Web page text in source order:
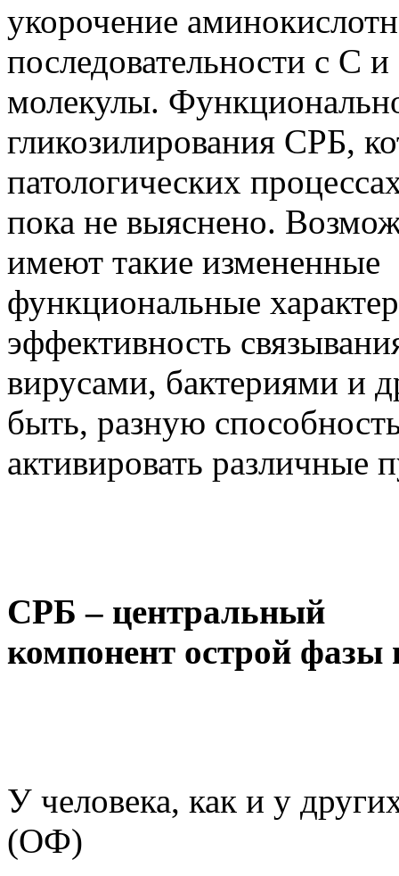
укорочение
последовательности с С
молекулы.
гликозилирования СРБ,
патологических
пока не выяснено.
имеют такие измененные
функциональные
эффективность
вирусами, бактериями и
быть, разную
активировать различные
СРБ – центральный
компонент острой фазы
У человека, как и у
(ОФ)